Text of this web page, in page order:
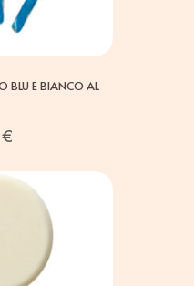
BLU E BIANCO AL
€